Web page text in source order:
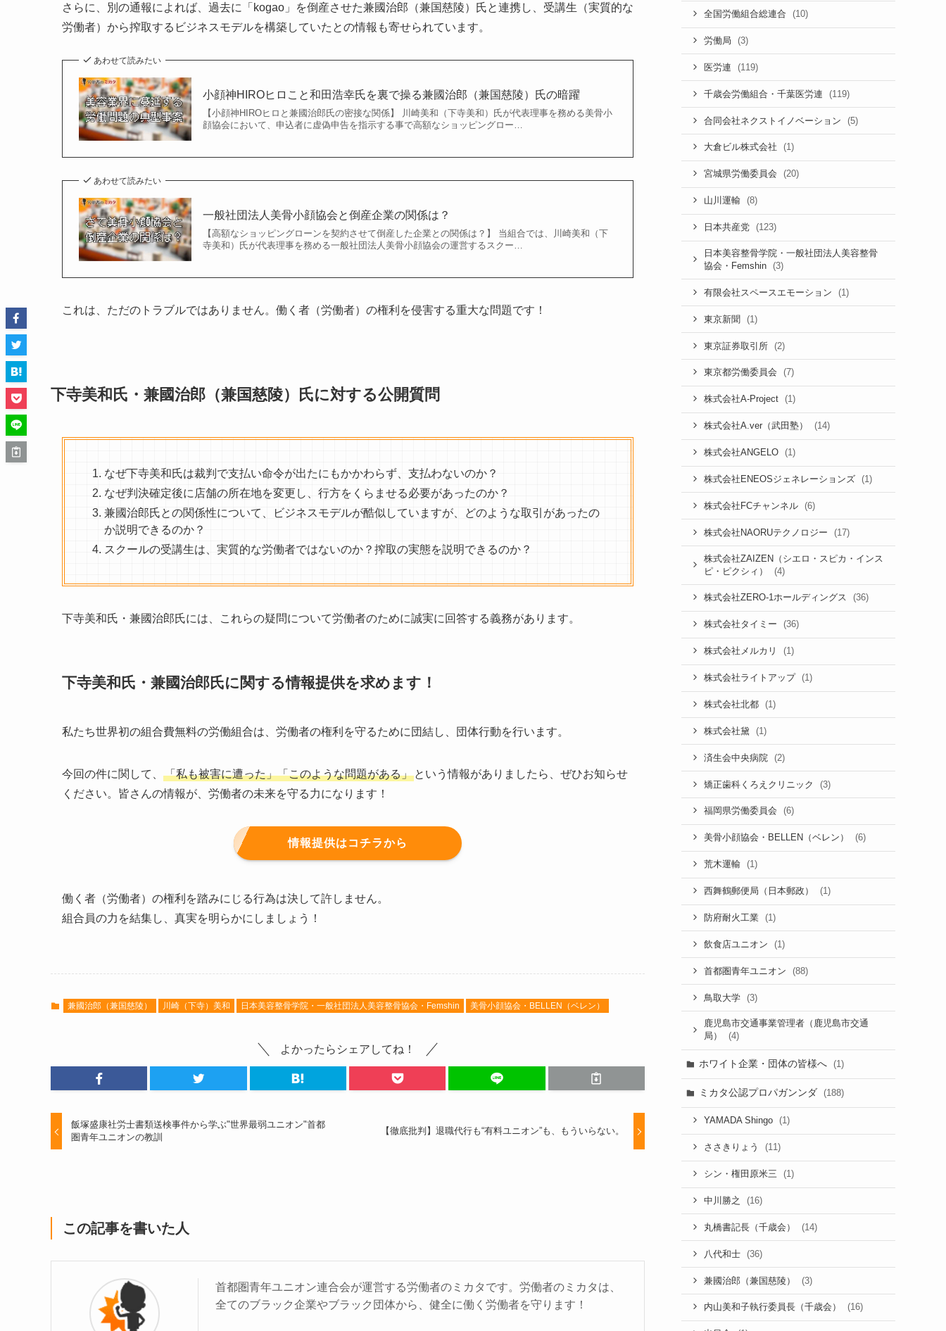
さらに、別の通報によれば、過去に「kogao」を倒産させた兼國治郎（兼国慈陵）氏と連携し、受講生（実質的な
労働者）から搾取するビジネスモデルを構築していたとの情報も寄せられています。
あわせて読みたい
小顔神HIROヒロこと和田浩幸氏を裏で操る兼國治郎（兼国慈陵）氏の暗躍
【小顔神HIROヒロと兼國治郎氏の密接な関係】 川崎美和（下寺美和）氏が代表理事を務める美骨小
顔協会において、申込者に虚偽申告を指示する事で高額なショッピングロー…
あわせて読みたい
一般社団法人美骨小顔協会と倒産企業の関係は？
【高額なショッピングローンを契約させて倒産した企業との関係は？】 当組合では、川崎美和（下
寺美和）氏が代表理事を務める一般社団法人美骨小顔協会の運営するスクー…
これは、ただのトラブルではありません。働く者（労働者）の権利を侵害する重大な問題です！
下寺美和氏・兼國治郎（兼国慈陵）氏に対する公開質問
なぜ下寺美和氏は裁判で支払い命令が出たにもかかわらず、支払わないのか？
なぜ判決確定後に店舗の所在地を変更し、行方をくらませる必要があったのか？
兼國治郎氏との関係性について、ビジネスモデルが酷似していますが、どのような取引があったの
か説明できるのか？
スクールの受講生は、実質的な労働者ではないのか？搾取の実態を説明できるのか？
下寺美和氏・兼國治郎氏には、これらの疑問について労働者のために誠実に回答する義務があります。
下寺美和氏・兼國治郎氏に関する情報提供を求めます！
私たち世界初の組合費無料の労働組合は、労働者の権利を守るために団結し、団体行動を行います。
今回の件に関して、 「私も被害に遭った」「このような問題がある」 という情報がありましたら、ぜひお知らせ
ください。皆さんの情報が、労働者の未来を守る力になります！
情報提供はコチラから
働く者（労働者）の権利を踏みにじる行為は決して許しません。
組合員の力を結集し、真実を明らかにしましょう！
兼國治郎（兼国慈陵） 川崎（下寺）美和 日本美容整骨学院・一般社団法人美容整骨協会・Femshin 美骨小顔協会・BELLEN（ベレン）
よかったらシェアしてね！
飯塚盛康社労士書類送検事件から学ぶ"世界最弱ユニオン"首都
圏青年ユニオンの教訓
【徹底批判】退職代行も“有料ユニオン”も、もういらない。
この記事を書いた人
首都圏青年ユニオン連合会が運営する労働者のミカタです。労働者のミカタは、
全てのブラック企業やブラック団体から、健全に働く労働者を守ります！
全国労働組合総連合 (10)
労働局 (3)
医労連 (119)
千歳会労働組合・千葉医労連 (119)
合同会社ネクストイノベーション (5)
大倉ビル株式会社 (1)
宮城県労働委員会 (20)
山川運輸 (8)
日本共産党 (123)
日本美容整骨学院・一般社団法人美容整骨
協会・Femshin
(3)
有限会社スペースエモーション (1)
東京新聞 (1)
東京証券取引所 (2)
東京都労働委員会 (7)
株式会社A-Project (1)
株式会社A.ver（武田塾） (14)
株式会社ANGELO (1)
株式会社ENEOSジェネレーションズ (1)
株式会社FCチャンネル (6)
株式会社NAORUテクノロジー (17)
株式会社ZAIZEN（シエロ・スピカ・インス
ピ・ピクシィ）
(4)
株式会社ZERO-1ホールディングス (36)
株式会社タイミー (36)
株式会社メルカリ (1)
株式会社ライトアップ (1)
株式会社北都 (1)
株式会社黛 (1)
済生会中央病院 (2)
矯正歯科くろえクリニック (3)
福岡県労働委員会 (6)
美骨小顔協会・BELLEN（ベレン） (6)
荒木運輸 (1)
西舞鶴郵便局（日本郵政） (1)
防府耐火工業 (1)
飲食店ユニオン (1)
首都圏青年ユニオン (88)
鳥取大学 (3)
鹿児島市交通事業管理者（鹿児島市交通
局）
(4)
ホワイト企業・団体の皆様へ (1)
ミカタ公認プロパガンンダ (188)
YAMADA Shingo (1)
ささきりょう (11)
シン・権田原米三 (1)
中川勝之 (16)
丸橋書記長（千歳会） (14)
八代和士 (36)
兼國治郎（兼国慈陵） (3)
内山美和子執行委員長（千歳会） (16)